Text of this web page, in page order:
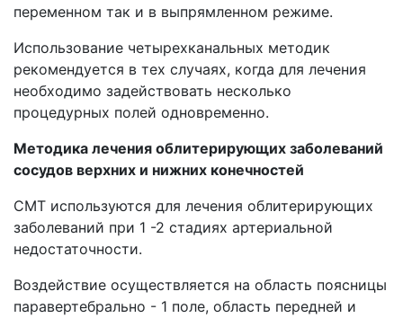
переменном так и в выпрямленном режиме.
Использование четырехканальных методик
рекомендуется в тех случаях, когда для лечения
необходимо задействовать несколько
процедурных полей одновременно.
Методика лечения облитерирующих заболеваний
сосудов верхних и нижних конечностей
СМТ используются для лечения облитерирующих
заболеваний при 1 -2 стадиях артериальной
недостаточности.
Воздействие осуществляется на область поясницы
паравертебрально - 1 поле, область передней и